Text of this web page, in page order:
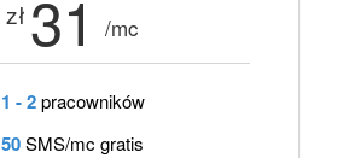
zł 31 /mc
1 - 2pracowników
50SMS/mc gratis